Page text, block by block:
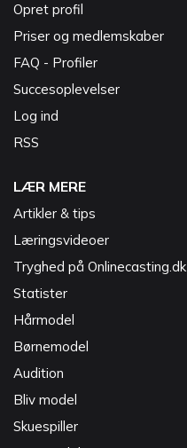
Opret profil
Priser og medlemskaber
FAQ - Profiler
Succesoplevelser
Log ind
RSS
LÆR MERE
Artikler & tips
Læringsvideoer
Tryghed på Onlinecasting.dk
Statister
Hårmodel
Børnemodel
Audition
Bliv model
Skuespiller